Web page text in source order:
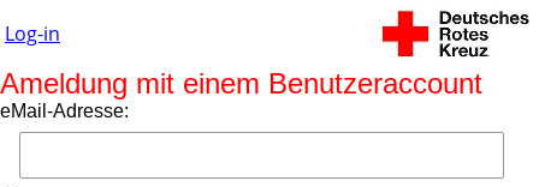
Log-in
Ameldung mit einem Benutzeraccount
eMail-Adresse: